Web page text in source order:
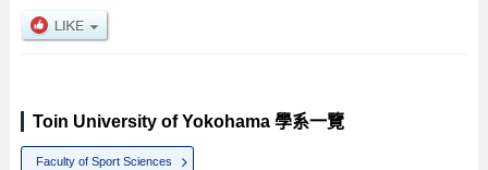
Toin University of Yokohama 學系一覽
Faculty of Sport Sciences